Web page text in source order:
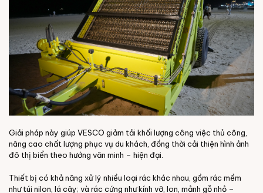
Giải pháp này giúp VESCO giảm tải khối lượng công việc thủ công,
nâng cao chất lượng phục vụ du khách, đồng thời cải thiện hình ảnh
đô thị biển theo hướng văn minh – hiện đại.
Thiết bị có khả năng xử lý nhiều loại rác khác nhau, gồm rác mềm
như túi nilon, lá cây; và rác cứng như kính vỡ, lon, mảnh gỗ nhỏ –